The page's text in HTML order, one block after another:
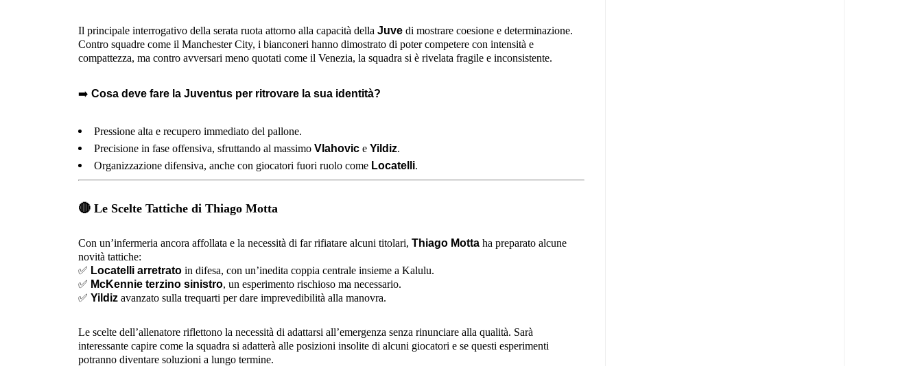
Il principale interrogativo della serata ruota attorno alla capacità della Juvedi mostrare coesione e determinazione.
Contro squadre come il Manchester City, i bianconeri hanno dimostrato di poter competere con intensità e
compattezza, ma contro avversari meno quotati come il Venezia, la squadra si è rivelata fragile e inconsistente.
➡️ Cosa deve fare la Juventus per ritrovare la sua identità?
Pressione alta e recupero immediato del pallone.
Precisione in fase offensiva, sfruttando al massimo Vlahovice Yildiz.
Organizzazione difensiva, anche con giocatori fuori ruolo come Locatelli.
🔴Le Scelte Tattiche di Thiago Motta
Con un’infermeria ancora affollata e la necessità di far rifiatare alcuni titolari, Thiago Mottaha preparato alcune
novità tattiche:
✅ Locatelli arretratoin difesa, con un’inedita coppia centrale insieme a Kalulu.
✅ McKennie terzino sinistro, un esperimento rischioso ma necessario.
✅ Yildizavanzato sulla trequarti per dare imprevedibilità alla manovra.
Le scelte dell’allenatore riflettono la necessità di adattarsi all’emergenza senza rinunciare alla qualità. Sarà
interessante capire come la squadra si adatterà alle posizioni insolite di alcuni giocatori e se questi esperimenti
potranno diventare soluzioni a lungo termine.